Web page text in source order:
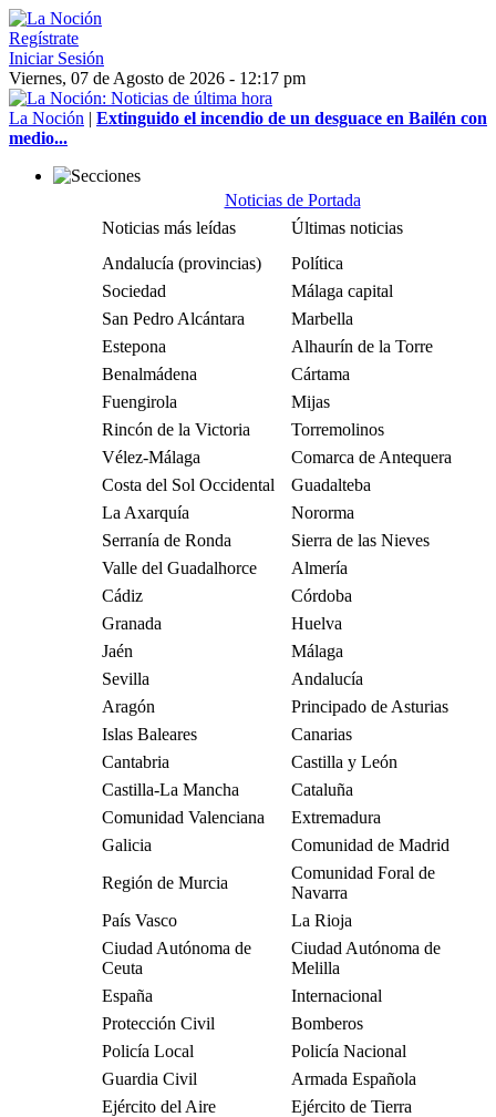
Regístrate
Iniciar Sesión
Viernes, 07 de Agosto de 2026 - 12:17 pm
La Noción | Extinguido el incendio de un desguace en Bailén con
medio...
Noticias de Portada
Noticias más leídas
Últimas noticias
Andalucía (provincias)
Política
Sociedad
Málaga capital
San Pedro Alcántara
Marbella
Estepona
Alhaurín de la Torre
Benalmádena
Cártama
Fuengirola
Mijas
Rincón de la Victoria
Torremolinos
Vélez-Málaga
Comarca de Antequera
Costa del Sol Occidental
Guadalteba
La Axarquía
Nororma
Serranía de Ronda
Sierra de las Nieves
Valle del Guadalhorce
Almería
Cádiz
Córdoba
Granada
Huelva
Jaén
Málaga
Sevilla
Andalucía
Aragón
Principado de Asturias
Islas Baleares
Canarias
Cantabria
Castilla y León
Castilla-La Mancha
Cataluña
Comunidad Valenciana
Extremadura
Galicia
Comunidad de Madrid
Región de Murcia
Comunidad Foral de
Navarra
País Vasco
La Rioja
Ciudad Autónoma de
Ceuta
Ciudad Autónoma de
Melilla
España
Internacional
Protección Civil
Bomberos
Policía Local
Policía Nacional
Guardia Civil
Armada Española
Ejército del Aire
Ejército de Tierra